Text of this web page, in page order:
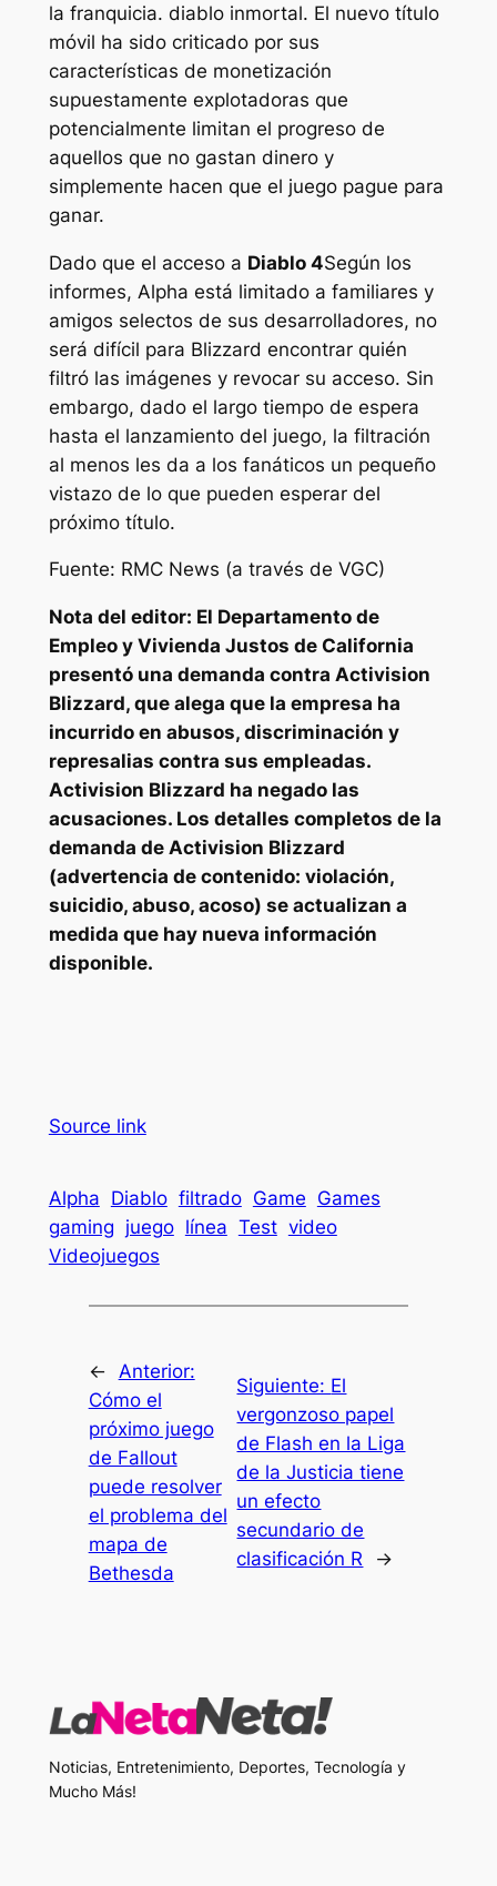
la franquicia. diablo inmortal. El nuevo título
móvil ha sido criticado por sus
características de monetización
supuestamente explotadoras que
potencialmente limitan el progreso de
aquellos que no gastan dinero y
simplemente hacen que el juego pague para
ganar.
Dado que el acceso a Diablo 4Según los
informes, Alpha está limitado a familiares y
amigos selectos de sus desarrolladores, no
será difícil para Blizzard encontrar quién
filtró las imágenes y revocar su acceso. Sin
embargo, dado el largo tiempo de espera
hasta el lanzamiento del juego, la filtración
al menos les da a los fanáticos un pequeño
vistazo de lo que pueden esperar del
próximo título.
Fuente: RMC News (a través de VGC)
Nota del editor: El Departamento de
Empleo y Vivienda Justos de California
presentó una demanda contra Activision
Blizzard, que alega que la empresa ha
incurrido en abusos, discriminación y
represalias contra sus empleadas.
Activision Blizzard ha negado las
acusaciones. Los detalles completos de la
demanda de Activision Blizzard
(advertencia de contenido: violación,
suicidio, abuso, acoso) se actualizan a
medida que hay nueva información
disponible.
Source link
Alpha Diablo filtrado Game Games
gaming juego línea Test video
Videojuegos
←
Anterior:
Cómo el
próximo juego
de Fallout
puede resolver
el problema del
mapa de
Bethesda
Siguiente: El
vergonzoso papel
de Flash en la Liga
de la Justicia tiene
un efecto
secundario de
clasificación R
→
Noticias, Entretenimiento, Deportes, Tecnología y
Mucho Más!